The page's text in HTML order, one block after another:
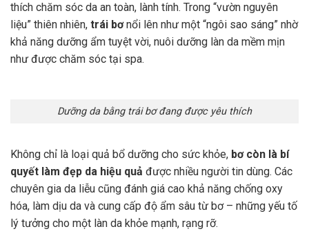
thích chăm sóc da an toàn, lành tính. Trong “vườn nguyên
liệu” thiên nhiên, trái bơnổi lên như một “ngôi sao sáng” nhờ
khả năng dưỡng ẩm tuyệt vời, nuôi dưỡng làn da mềm mịn
như được chăm sóc tại spa.
Dưỡng da bằng trái bơ đang được yêu thích
Không chỉ là loại quả bổ dưỡng cho sức khỏe, bơ còn là bí
quyết làm đẹp da hiệu quả được nhiều người tin dùng. Các
chuyên gia da liễu cũng đánh giá cao khả năng chống oxy
hóa, làm dịu da và cung cấp độ ẩm sâu từ bơ – những yếu tố
lý tưởng cho một làn da khỏe mạnh, rạng rỡ.